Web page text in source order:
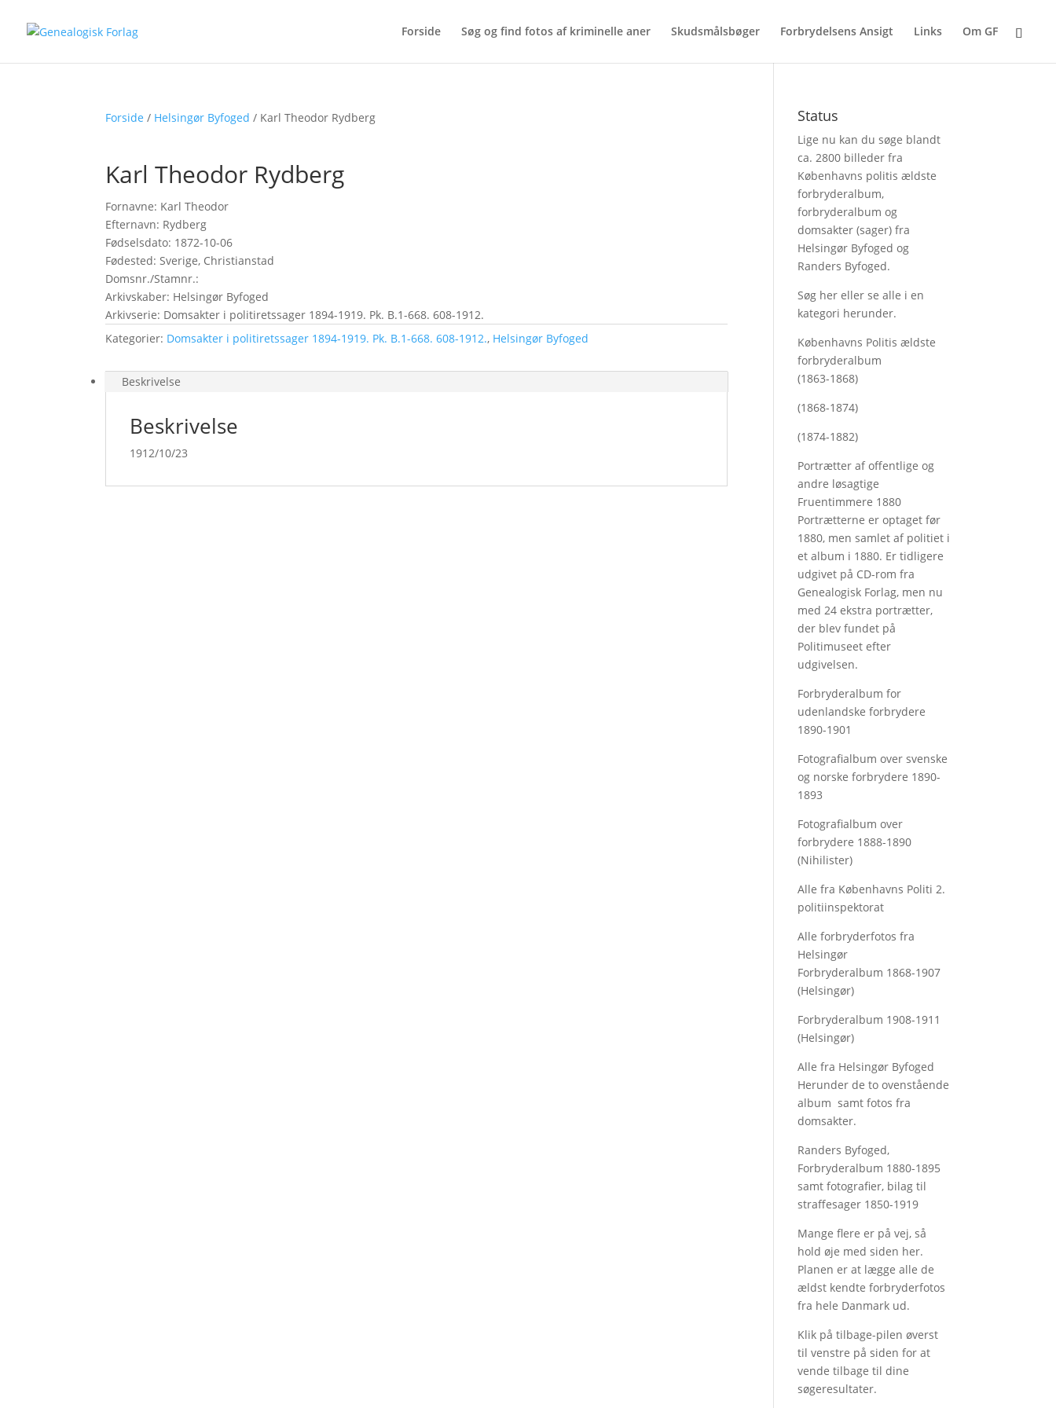
Forside Søg og find fotos af kriminelle aner Skudsmålsbøger Forbrydelsens Ansigt Links Om GF
Forside / Helsingør Byfoged / Karl Theodor Rydberg
Karl Theodor Rydberg
Fornavne: Karl Theodor
Efternavn: Rydberg
Fødselsdato: 1872-10-06
Fødested: Sverige, Christianstad
Domsnr./Stamnr.:
Arkivskaber: Helsingør Byfoged
Arkivserie: Domsakter i politiretssager 1894-1919. Pk. B.1-668. 608-1912.
Kategorier: Domsakter i politiretssager 1894-1919. Pk. B.1-668. 608-1912., Helsingør Byfoged
Beskrivelse
Beskrivelse
1912/10/23
Status
Lige nu kan du søge blandt
ca. 2800 billeder fra
Københavns politis ældste
forbryderalbum,
forbryderalbum og
domsakter (sager) fra
Helsingør Byfoged og
Randers Byfoged.
Søg her eller se alle i en
kategori herunder.
Københavns Politis ældste
forbryderalbum
(1863-1868)
(1868-1874)
(1874-1882)
Portrætter af offentlige og
andre løsagtige
Fruentimmere 1880
Portrætterne er optaget før
1880, men samlet af politiet i
et album i 1880. Er tidligere
udgivet på CD-rom fra
Genealogisk Forlag, men nu
med24 ekstra portrætter,
der blev fundet på
Politimuseet efter
udgivelsen.
Forbryderalbum for
udenlandske forbrydere
1890-1901
Fotografialbum over svenske
og norske forbrydere 1890-
1893
Fotografialbum over
forbrydere 1888-1890
(Nihilister)
Alle fra Københavns Politi 2.
politiinspektorat
Alle forbryderfotos fra
Helsingør
Forbryderalbum 1868-1907
(Helsingør)
Forbryderalbum 1908-1911
(Helsingør)
Alle fra Helsingør Byfoged
Herunder de to ovenstående
album samt fotos fra
domsakter.
Randers Byfoged,
Forbryderalbum 1880-1895
samt fotografier, bilag til
straffesager 1850-1919
Mange flere er på vej, så
hold øje med siden her.
Planen er at lægge alle de
ældst kendte forbryderfotos
fra hele Danmark ud.
Klik på tilbage-pilen øverst
til venstre på siden for at
vende tilbage til dine
søgeresultater.